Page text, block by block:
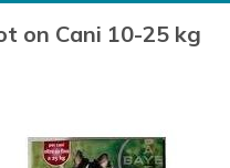
on Cani 10-25 kg